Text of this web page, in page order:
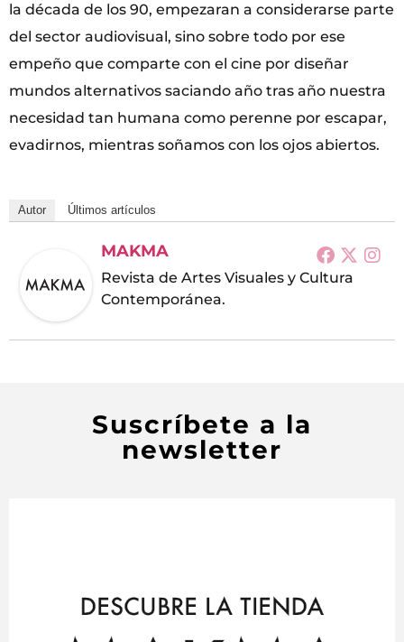
la década de los 90, empezaran a considerarse parte
del sector audiovisual, sino sobre todo por ese
empeño que comparte con el cine por diseñar
mundos alternativos saciando año tras año nuestra
necesidad tan humana como perenne por escapar,
evadirnos, mientras soñamos con los ojos abiertos.
Autor Últimos artículos
MAKMA
Revista de Artes Visuales y Cultura
Contemporánea.
Suscríbete a la
newsletter